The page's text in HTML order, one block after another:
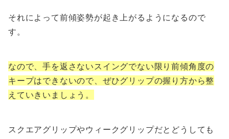
それによって前傾姿勢が起き上がるようになるので
す。
なので、手を返さないスイングでない限り前傾角度の
キープはできないので、ぜひグリップの握り方から整
えていきいましょう。
スクエアグリップやウィークグリップだとどうしても